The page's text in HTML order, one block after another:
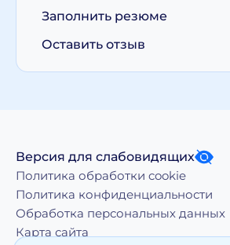
Заполнить резюме
Оставить отзыв
Версия для слабовидящих
Политика обработки cookie
Политика конфиденциальности
Обработка персональных данных
Карта сайта